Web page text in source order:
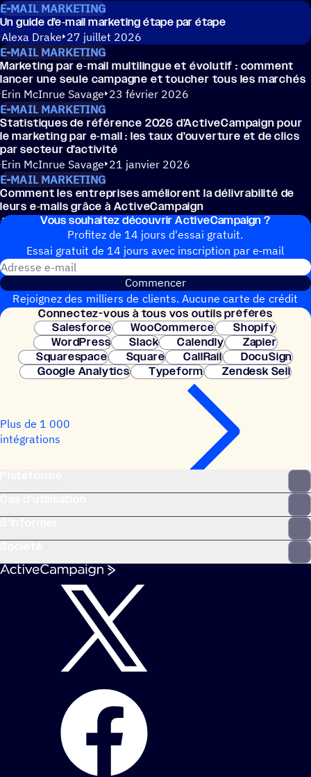
E-MAIL MARKETING
Un guide d’e‑mail marke­ting étape par étape
Alexa Drake 27 juillet 2026
E-MAIL MARKETING
Marke­ting par e‑mail multi­lingue et évolu­tif : comment
lancer une seule campagne et toucher tous les marchés
Erin McInrue Savage 23 février 2026
E-MAIL MARKETING
Statis­tiques de réfé­rence 2026 d’ActiveCampaign pour
le marke­ting par e‑mail : les taux d’ouverture et de clics
par secteur d’activité
Erin McInrue Savage 21 janvier 2026
E-MAIL MARKETING
Comment les entre­prises améliorent la déli­vra­bi­lité de
leurs e‑mails grâce à ActiveCampaign
Erin McInrue Savage 05 novembre 2025
Vous souhai­tez découvrir ActiveCampaign ?
Profitez de 14 jours d'essai gratuit.
Essai gratuit de 14 jours avec inscrip­tion par e‑mail
Commencer
Rejoignez des milliers de clients. Aucune carte de crédit
nécessaire. Configuration instantanée.
Connec­tez-vous à tous vos outils préférés
Salesforce
WooCommerce
Shopify
WordPress
Slack Calendly
Zapier
Squarespace
Square CallRail
DocuSign
Google Analytics
Typeform Zendesk Sell
Plus de 1 000
intégrations